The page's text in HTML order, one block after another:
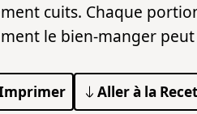
cuits. Chaque
le bien-manger
Aller à la